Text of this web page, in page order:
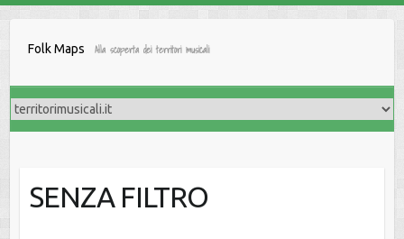
Folk Maps Alla scoperta dei territori musicali
SENZA FILTRO